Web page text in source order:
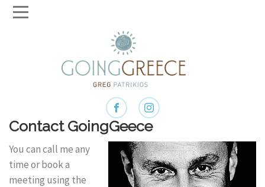
Contact GoingGeece
You can call me any
time or book a
meeting using the